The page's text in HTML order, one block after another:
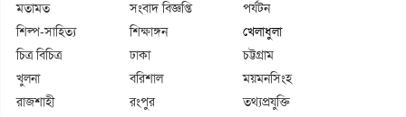
মতামত
সংবাদ বিজ্ঞপ্তি
পর্যটন
শিল্প-সাহিত্য
শিক্ষাঙ্গন
খেলাধুলা
চিত্র বিচিত্র
ঢাকা
চট্টগ্রাম
খুলনা
বরিশাল
ময়মনসিংহ
রাজশাহী
রংপুর তথ্যপ্রযুক্তি